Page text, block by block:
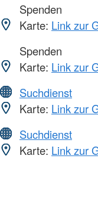
Spenden
Karte: Link zur
Spenden
Karte: Link zur
Suchdienst
Karte: Link zur
Suchdienst
Karte: Link zur